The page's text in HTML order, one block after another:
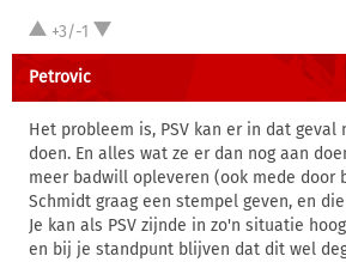
+3/-1
Petrovic
Het probleem is, PSV kan er in dat geval
doen. En alles wat ze er dan nog aan
meer badwill opleveren (ook mede door
Schmidt graag een stempel geven, en
Je kan als PSV zijnde in zo'n situatie
en bij je standpunt blijven dat dit wel